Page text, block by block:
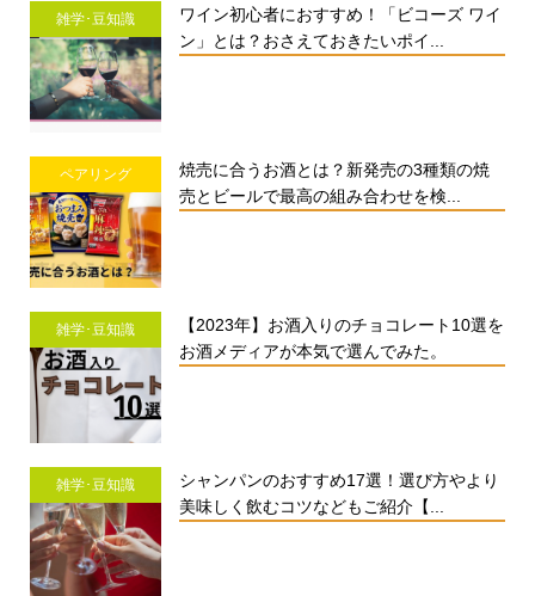
雑学･豆知識
ワイン初心者におすすめ！「ビコーズ ワイ
ン」とは？おさえておきたいポイ...
ペアリング
焼売に合うお酒とは？新発売の3種類の焼
売とビールで最高の組み合わせを検...
雑学･豆知識
【2023年】お酒入りのチョコレート10選を
お酒メディアが本気で選んでみた。
雑学･豆知識
シャンパンのおすすめ17選！選び方やより
美味しく飲むコツなどもご紹介【...